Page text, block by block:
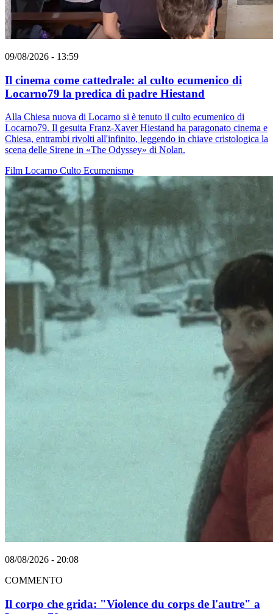
09/08/2026 - 13:59
Il cinema come cattedrale: al culto ecumenico di
Locarno79 la predica di padre Hiestand
Alla Chiesa nuova di Locarno si è tenuto il culto ecumenico di
Locarno79. Il gesuita Franz-Xaver Hiestand ha paragonato cinema e
Chiesa, entrambi rivolti all'infinito, leggendo in chiave cristologica la
scena delle Sirene in «The Odyssey» di Nolan.
Film Locarno Culto Ecumenismo
08/08/2026 - 20:08
COMMENTO
Il corpo che grida: "Violence du corps de l'autre" a